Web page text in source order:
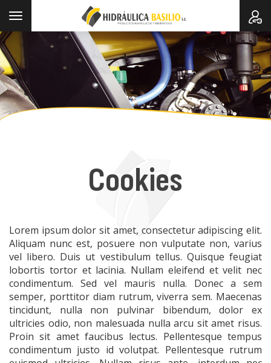
Toggle
navigation
Cookies
Lorem ipsum dolor sit amet, consectetur adipiscing elit.
Aliquam nunc est, posuere non vulputate non, varius
vel libero. Duis ut vestibulum tellus. Quisque feugiat
lobortis tortor et lacinia. Nullam eleifend et velit nec
condimentum. Sed vel mauris nulla. Donec a sem
semper, porttitor diam rutrum, viverra sem. Maecenas
tincidunt, nulla non pulvinar bibendum, dolor ex
ultricies odio, non malesuada nulla arcu sit amet risus.
Proin sit amet faucibus lectus. Pellentesque tempus
condimentum justo id volutpat. Pellentesque rutrum